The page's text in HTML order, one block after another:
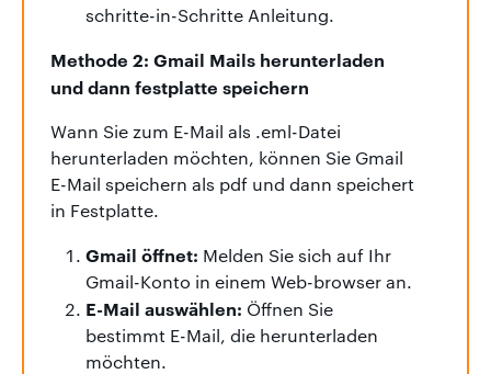
schritte-in-Schritte Anleitung.
Methode 2: Gmail Mails herunterladen
und dann festplatte speichern
Wann Sie zum E-Mail als .eml-Datei
herunterladen möchten, können Sie Gmail
E-Mail speichern als pdf und dann speichert
in Festplatte.
Gmail öffnet: Melden Sie sich auf Ihr
Gmail-Konto in einem Web-browser an.
E-Mail auswählen: Öffnen Sie
bestimmt E-Mail, die herunterladen
möchten.